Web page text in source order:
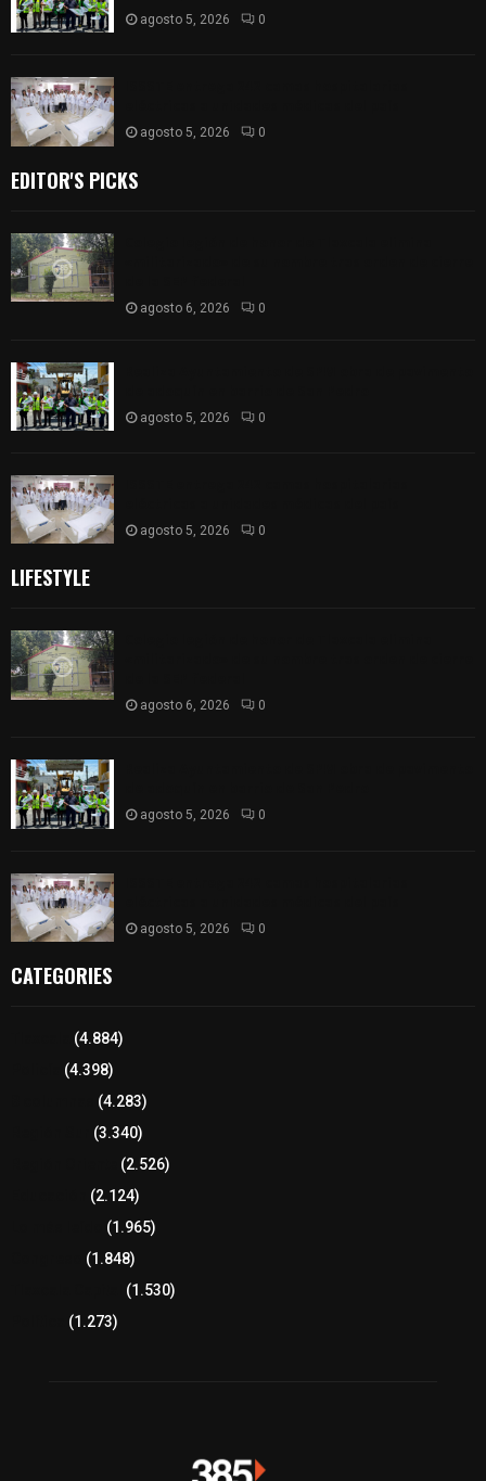
agosto 5, 2026 0
agosto 5, 2026 0
EDITOR'S PICKS
agosto 6, 2026 0
agosto 5, 2026 0
agosto 5, 2026 0
LIFESTYLE
agosto 6, 2026 0
agosto 5, 2026 0
agosto 5, 2026 0
CATEGORIES
(4.884)
(4.398)
(4.283)
(3.340)
(2.526)
(2.124)
(1.965)
(1.848)
(1.530)
(1.273)